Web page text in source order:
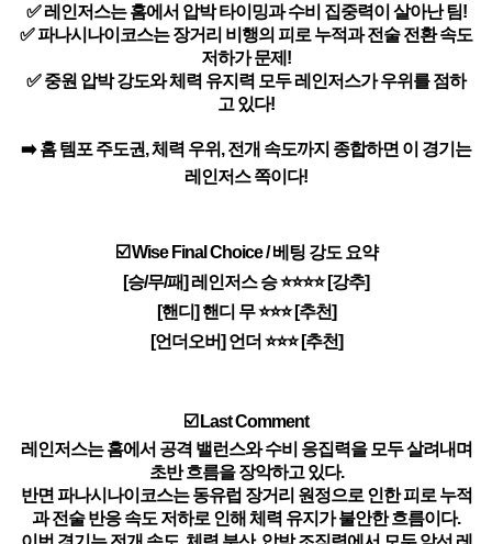
✅ 레인저스는 홈에서 압박 타이밍과 수비 집중력이 살아난 팀!
✅ 파나시나이코스는 장거리 비행의 피로 누적과 전술 전환 속도
저하가 문제!
✅ 중원 압박 강도와 체력 유지력 모두 레인저스가 우위를 점하
고 있다!
➡️ 홈 템포 주도권, 체력 우위, 전개 속도까지 종합하면 이 경기는
레인저스 쪽이다!
☑️ Wise Final Choice / 베팅 강도 요약
[승/무/패] 레인저스 승 ⭐⭐⭐⭐ [강추]
[핸디] 핸디 무 ⭐⭐⭐ [추천]
[언더오버] 언더 ⭐⭐⭐ [추천]
☑️ Last Comment
레인저스는 홈에서 공격 밸런스와 수비 응집력을 모두 살려내며
초반 흐름을 장악하고 있다.
반면 파나시나이코스는 동유럽 장거리 원정으로 인한 피로 누적
과 전술 반응 속도 저하로 인해 체력 유지가 불안한 흐름이다.